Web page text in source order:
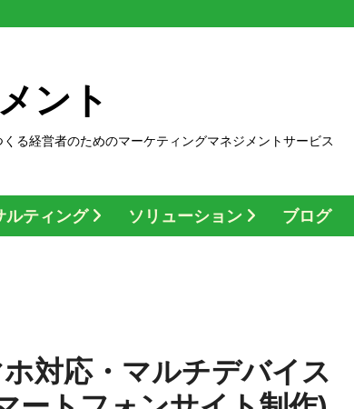
ント
る経営者のためのマーケティングマネジメントサービス
ルティング ソリューション ブログ
対応・マルチデバイス